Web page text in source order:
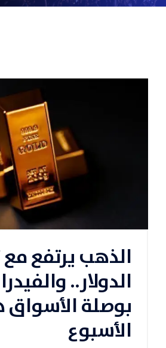
الذهب يرتفع مع
الدولار..
بوصلة الأسواق
الأسبوع